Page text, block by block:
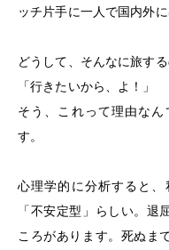
ッチ片手に一人で国内外
どうして、そんなに旅す
「行きたいから、よ！」
そう、これって理由な
す。
心理学的に分析すると
「不安定型」らしい。退
ころがあります。死ぬま